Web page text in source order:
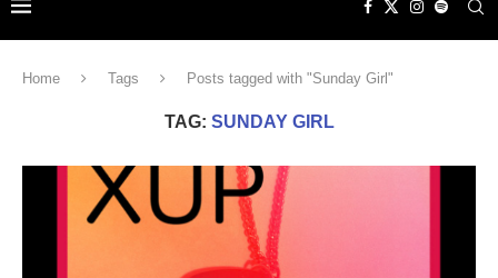
Home Tags Posts tagged with "Sunday Girl"
TAG: SUNDAY GIRL